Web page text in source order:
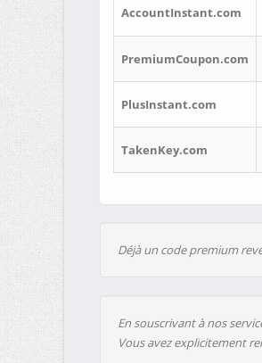
AccountInstant.com
PremiumCoupon.com
PlusInstant.com
TakenKey.com
Déjà un code premium
En souscrivant à nos
Vous avez explicitement